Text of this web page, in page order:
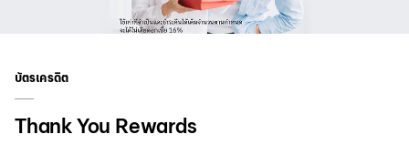
บัตรเครดิต
Thank You Rewards